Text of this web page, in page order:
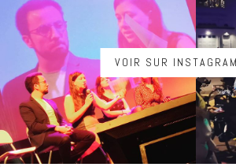
VOIR SUR INSTAGRAM